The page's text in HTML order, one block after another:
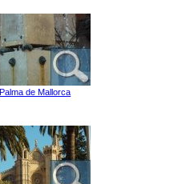
Palma de Mallorca